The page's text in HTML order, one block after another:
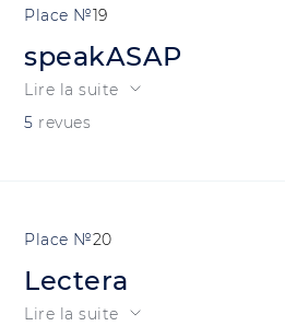
19
speakASAP
Lire la suite
5 revues
20
Lectera
Lire la suite